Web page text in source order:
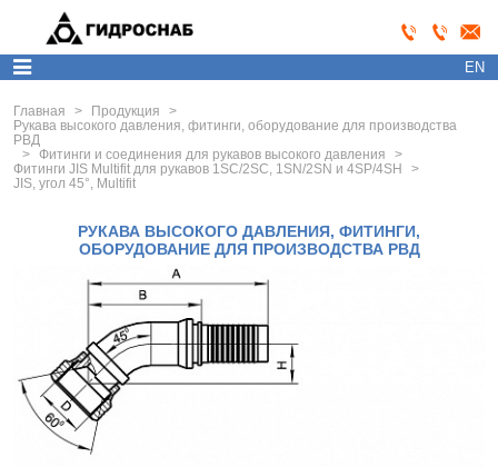
EN
Главная > Продукция
>
Рукава высокого давления, фитинги, оборудование для производства
РВД
> Фитинги и соединения для рукавов высокого давления
>
Фитинги JIS Multifit для рукавов 1SC/2SC, 1SN/2SN и 4SP/4SH
>
JIS, угол 45°, Multifit
РУКАВА ВЫСОКОГО ДАВЛЕНИЯ, ФИТИНГИ,
ОБОРУДОВАНИЕ ДЛЯ ПРОИЗВОДСТВА РВД